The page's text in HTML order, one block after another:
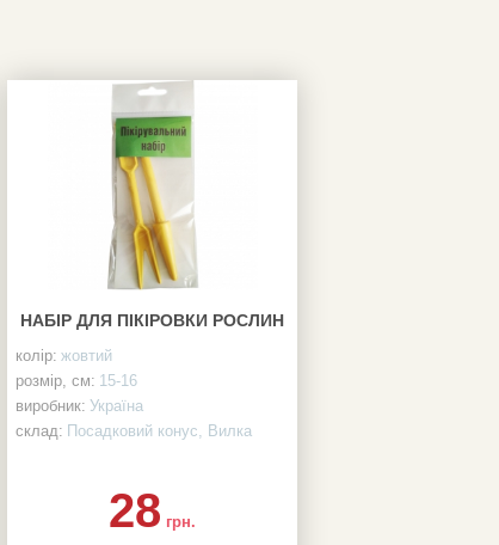
НАБІР ДЛЯ ПІКІРОВКИ РОСЛИН
колір: жовтий
розмір, см: 15-16
виробник: Україна
склад: Посадковий конус, Вилка
28 грн.